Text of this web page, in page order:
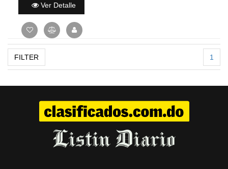
Ver Detalle
FILTER 1